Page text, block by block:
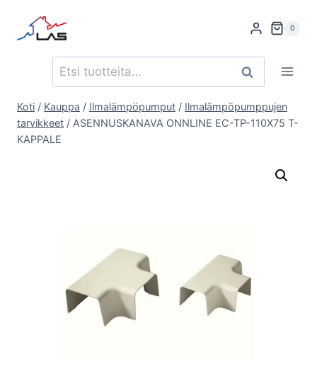
sisältöön
0
Etsi: Haku
Koti / Kauppa / Ilmalämpöpumput / Ilmalämpöpumppujen
tarvikkeet / ASENNUSKANAVA ONNLINE EC-TP-110X75 T-
KAPPALE